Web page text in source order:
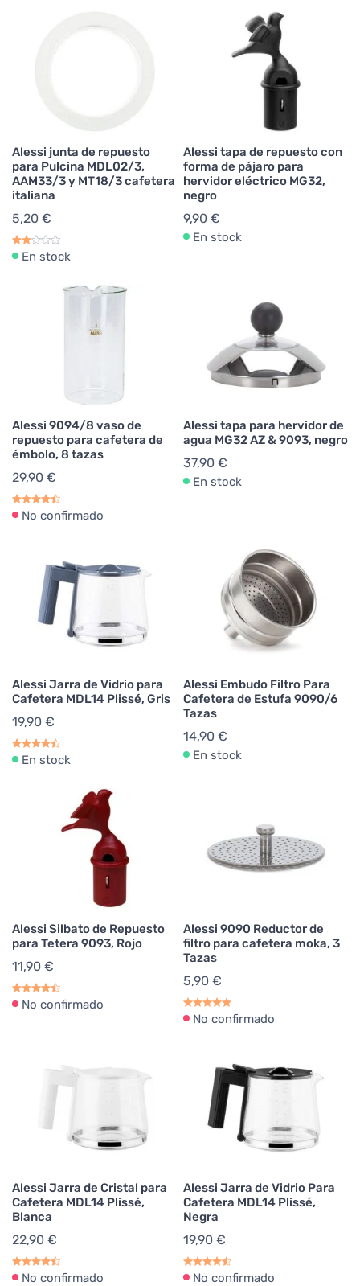
Alessi junta de repuesto
para Pulcina MDL02/3,
AAM33/3 y MT18/3 cafetera
italiana
5,20 €
En stock
Alessi tapa de repuesto con
forma de pájaro para
hervidor eléctrico MG32,
negro
9,90 €
En stock
Alessi 9094/8 vaso de
repuesto para cafetera de
émbolo, 8 tazas
29,90 €
No confirmado
Alessi tapa para hervidor de
agua MG32 AZ & 9093, negro
37,90 €
En stock
Alessi Jarra de Vidrio para
Cafetera MDL14 Plissé, Gris
19,90 €
En stock
Alessi Embudo Filtro Para
Cafetera de Estufa 9090/6
Tazas
14,90 €
En stock
Alessi Silbato de Repuesto
para Tetera 9093, Rojo
11,90 €
No confirmado
Alessi 9090 Reductor de
filtro para cafetera moka, 3
Tazas
5,90 €
No confirmado
Alessi Jarra de Cristal para
Cafetera MDL14 Plissé,
Blanca
22,90 €
No confirmado
Alessi Jarra de Vidrio Para
Cafetera MDL14 Plissé,
Negra
19,90 €
No confirmado